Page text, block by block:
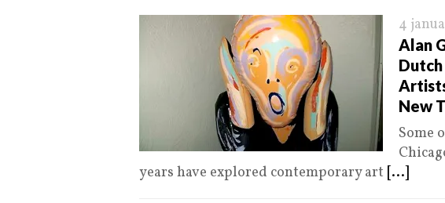
4
Alan
New
Some
years have explored contemporary art [...]